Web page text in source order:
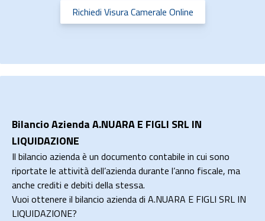
Richiedi Visura Camerale Online
Bilancio Azienda A.NUARA E FIGLI SRL IN
LIQUIDAZIONE
Il bilancio azienda è un documento contabile in cui sono
riportate le attività dell’azienda durante l’anno fiscale, ma
anche crediti e debiti della stessa.
Vuoi ottenere il bilancio azienda di A.NUARA E FIGLI SRL IN
LIQUIDAZIONE?